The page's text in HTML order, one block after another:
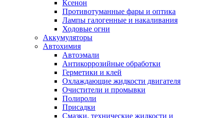
Ксенон
Противотуманные фары и оптика
Лампы галогенные и накаливания
Ходовые огни
Аккумуляторы
Автохимия
Автоэмали
Антикоррозийные обработки
Герметики и клей
Охлаждающие жидкости двигателя
Очистители и промывки
Полироли
Присадки
Смазки, технические жидкости и